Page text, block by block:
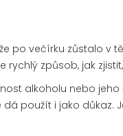
po večírku zůstalo v
rychlý způsob, jak
alkoholu nebo
dá použít i jako